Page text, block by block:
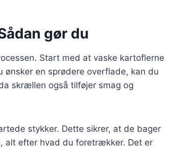
gør du
Start med at vaske kartoflerne
ønsker en sprødere overflade, kan du
skrællen også tilføjer smag og
stykker. Dette sikrer, at de bager
alt efter hvad du foretrækker. Det er